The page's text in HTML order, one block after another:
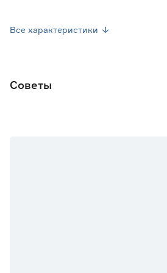
Все характеристики
Советы